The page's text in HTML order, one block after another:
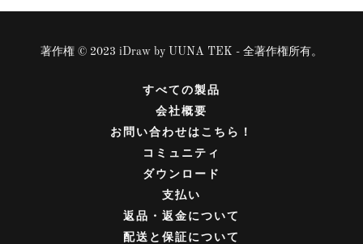
著作権 © 2023 iDraw by UUNA TEK - 全著作権所有。
すべての製品
会社概要
お問い合わせはこちら！
コミュニティ
ダウンロード
支払い
返品・返金について
配送と保証について